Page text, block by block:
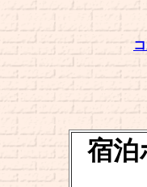
宿泊